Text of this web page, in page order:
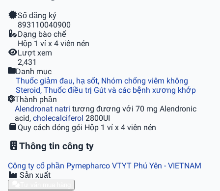
Số đăng ký
893110040900
Dạng bào chế
Hộp 1 vỉ x 4 viên nén
Lượt xem
2,431
Danh mục
Thuốc giảm đau, hạ sốt, Nhóm chống viêm không
Steroid, Thuốc điều trị Gút và các bệnh xương khớp
Thành phần
Alendronat natri tương đương với 70 mg Alendronic
acid,cholecalciferol 2800UI
Quy cách đóng gói Hộp 1 vỉ x 4 viên nén
Thông tin công ty
Công ty cổ phần Pymepharco VTYT Phú Yên - VIETNAM
Sản xuất